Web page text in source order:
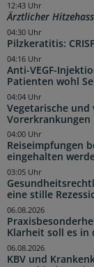
Ärztlicher Hitzehass
12:43 Uhr
Pilzkeratitis:
04:30 Uhr
Anti-VEGF-
Patienten wohl
04:16 Uhr
Vegetarische und
Vorerkrankungen
04:04 Uhr
Reiseimpfungen
eingehalten
04:00 Uhr
eine stille
03:05 Uhr
Klarheit soll es in
06.08.2026
KBV und
06.08.2026